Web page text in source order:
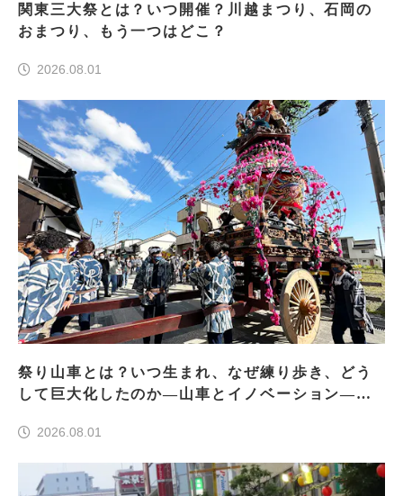
関東三大祭とは？いつ開催？川越まつり、石岡の
おまつり、もう一つはどこ？
2026.08.01
祭り山車とは？いつ生まれ、なぜ練り歩き、どう
して巨大化したのか―山車とイノベーション―＜
2026.08.01